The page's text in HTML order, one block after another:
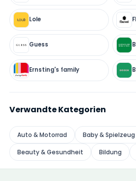
Lole
Guess
Ernsting's family
Verwandte Kategorien
Auto & Motorrad Baby & Spielzeug
Beauty & Gesundheit Bildung